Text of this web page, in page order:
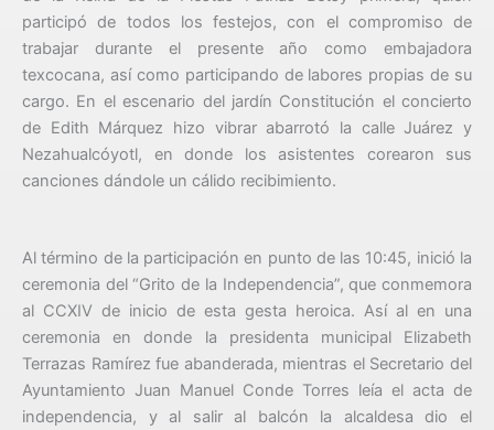
participó de todos los festejos, con el compromiso de
trabajar durante el presente año como embajadora
texcocana, así como participando de labores propias de su
cargo. En el escenario del jardín Constitución el concierto
de Edith Márquez hizo vibrar abarrotó la calle Juárez y
Nezahualcóyotl, en donde los asistentes corearon sus
canciones dándole un cálido recibimiento.
Al término de la participación en punto de las 10:45, inició la
ceremonia del “Grito de la Independencia”, que conmemora
al CCXIV de inicio de esta gesta heroica. Así al en una
ceremonia en donde la presidenta municipal Elizabeth
Terrazas Ramírez fue abanderada, mientras el Secretario del
Ayuntamiento Juan Manuel Conde Torres leía el acta de
independencia, y al salir al balcón la alcaldesa dio el